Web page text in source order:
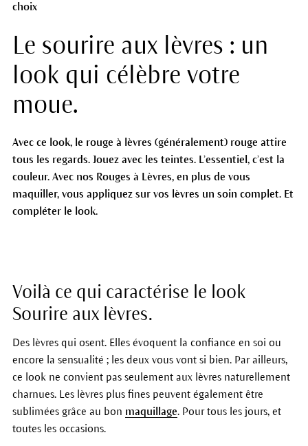
choix
Le sourire aux lèvres : un
look qui célèbre votre
moue.
Avec ce look, le rouge à lèvres (généralement) rouge attire
tous les regards. Jouez avec les teintes. L’essentiel, c’est la
couleur. Avec nos Rouges à Lèvres, en plus de vous
maquiller, vous appliquez sur vos lèvres un soin complet. Et
compléter le look.
Voilà ce qui caractérise le look
Sourire aux lèvres.
Des lèvres qui osent. Elles évoquent la confiance en soi ou
encore la sensualité ; les deux vous vont si bien. Par ailleurs,
ce look ne convient pas seulement aux lèvres naturellement
charnues. Les lèvres plus fines peuvent également être
sublimées grâce au bon maquillage. Pour tous les jours, et
toutes les occasions.